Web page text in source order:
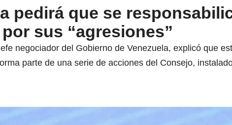
pedirá que se
por sus “agresiones”
negociador del Gobierno de Venezuela, explicó que
parte de una serie de acciones del Consejo,